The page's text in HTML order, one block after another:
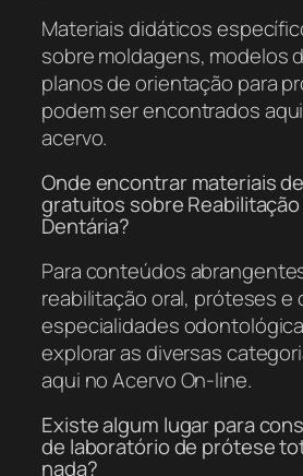
Materiais didáticos
sobre moldagens, modelos
planos de orientação para
podem ser encontrados
acervo.
Onde encontrar materiais
gratuitos sobre
Dentária?
Para conteúdos
reabilitação oral, próteses e
especialidades
explorar as diversas
aqui no Acervo On-line.
Existe algum lugar para
de laboratório de prótese
nada?